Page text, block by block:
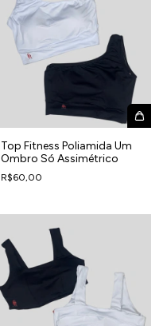
Top Fitness Poliamida Um
Ombro Só Assimétrico
R$60,00